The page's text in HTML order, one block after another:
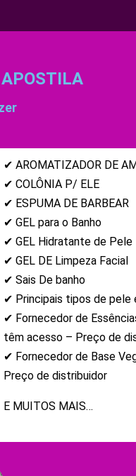
✔ AROMATIZADOR DE
✔ COLÔNIA P/ ELE
✔ ESPUMA DE BARBEAR
✔ GEL para o Banho
✔ GEL Hidratante de Pele
✔ GEL DE Limpeza Facial
✔ Sais De banho
✔ Principais tipos de pele
✔ Fornecedor de
têm acesso – Preço de
✔ Fornecedor de Base
Preço de distribuidor
E MUITOS MAIS…